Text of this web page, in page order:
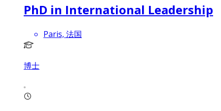
PhD in International Leadership
Paris, 法国
博士